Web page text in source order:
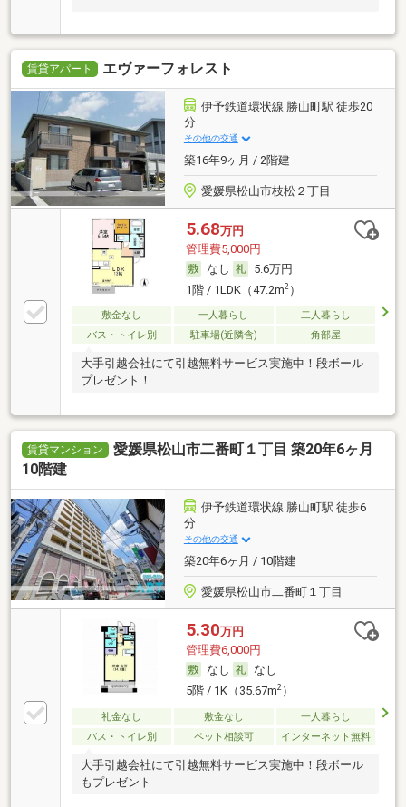
賃貸アパート エヴァーフォレスト
伊予鉄道環状線 勝山町駅 徒歩20
分
その他の交通
築16年9ヶ月 / 2階建
愛媛県松山市枝松２丁目
5.68万円
管理費5,000円
なし
5.6万円
1階 / 1LDK（47.2m2）
敷金なし 一人暮らし
二人暮らし
バス・トイレ別
駐車場(近隣含) 角部屋
大手引越会社にて引越無料サービス実施中！段ボール
プレゼント！
賃貸マンション
愛媛県松山市二番町１丁目 築20年6ヶ月
10階建
伊予鉄道環状線 勝山町駅 徒歩6
分
その他の交通
築20年6ヶ月 / 10階建
愛媛県松山市二番町１丁目
5.30万円
管理費6,000円
なし
なし
5階 / 1K（35.67m2）
礼金なし 敷金なし
一人暮らし
バス・トイレ別
ペット相談可 インターネット無料
大手引越会社にて引越無料サービス実施中！段ボール
もプレゼント